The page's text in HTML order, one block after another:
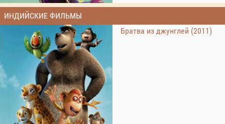
ИНДИЙСКИЕ ФИЛЬМЫ
Братва из джунглей (2011)